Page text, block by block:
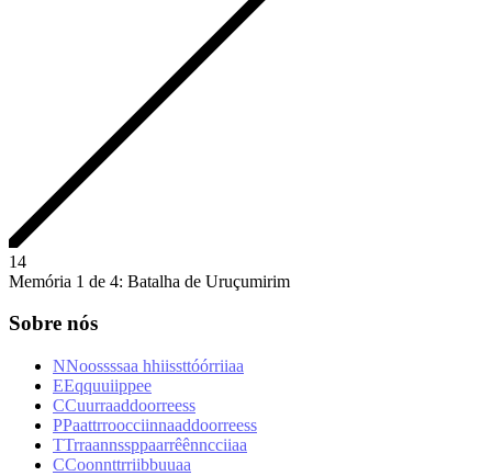
14
Memória 1 de 4: Batalha de Uruçumirim
Sobre nós
NNoossssaa hhiissttóórriiaa
EEqquuiippee
CCuurraaddoorreess
PPaattrroocciinnaaddoorreess
TTrraannssppaarrêênncciiaa
CCoonnttrriibbuuaa